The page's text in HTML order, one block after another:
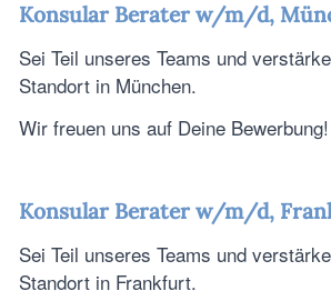
Konsular Berater w/m/d,
Sei Teil unseres Teams und
Standort in München.
Wir freuen uns auf Deine Bewerbung!
Konsular Berater w/m/d,
Sei Teil unseres Teams und
Standort in Frankfurt.